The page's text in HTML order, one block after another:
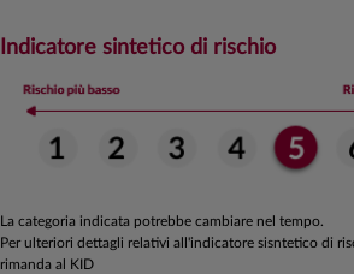
Indicatore sintetico di rischio
La categoria indicata potrebbe cambiare nel tempo.
Per ulteriori dettagli relativi all'indicatore sisntetico di
rimanda al KID